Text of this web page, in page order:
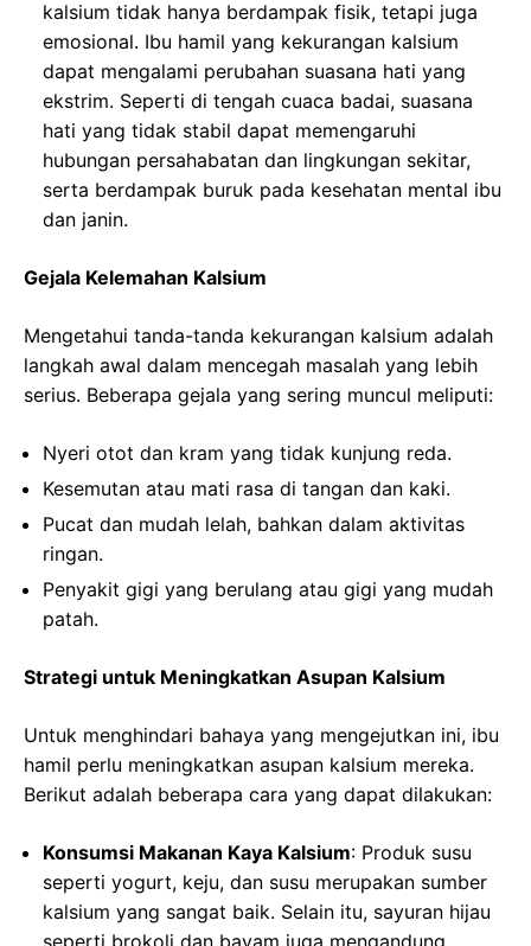
kalsium tidak hanya berdampak fisik, tetapi juga
emosional. Ibu hamil yang kekurangan kalsium
dapat mengalami perubahan suasana hati yang
ekstrim. Seperti di tengah cuaca badai, suasana
hati yang tidak stabil dapat memengaruhi
hubungan persahabatan dan lingkungan sekitar,
serta berdampak buruk pada kesehatan mental ibu
dan janin.
Gejala Kelemahan Kalsium
Mengetahui tanda-tanda kekurangan kalsium adalah
langkah awal dalam mencegah masalah yang lebih
serius. Beberapa gejala yang sering muncul meliputi:
Nyeri otot dan kram yang tidak kunjung reda.
Kesemutan atau mati rasa di tangan dan kaki.
Pucat dan mudah lelah, bahkan dalam aktivitas
ringan.
Penyakit gigi yang berulang atau gigi yang mudah
patah.
Strategi untuk Meningkatkan Asupan Kalsium
Untuk menghindari bahaya yang mengejutkan ini, ibu
hamil perlu meningkatkan asupan kalsium mereka.
Berikut adalah beberapa cara yang dapat dilakukan:
Konsumsi Makanan Kaya Kalsium: Produk susu
seperti yogurt, keju, dan susu merupakan sumber
kalsium yang sangat baik. Selain itu, sayuran hijau